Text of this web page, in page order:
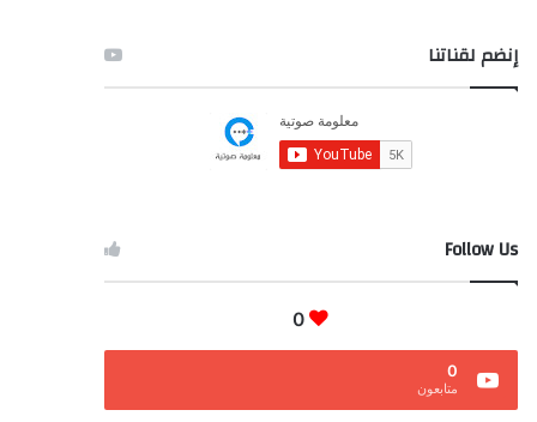
إنضم لقناتنا
Follow Us
0
0
متابعون